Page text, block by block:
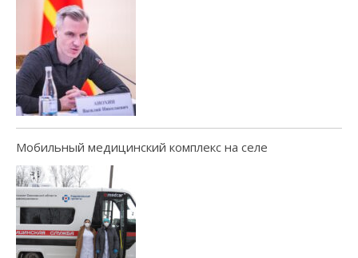
Мобильный медицинский комплекс на селе